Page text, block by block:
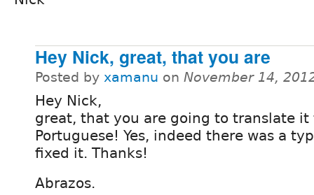
Hey Nick, great, that you are
Posted by xamanu on November 14,
Hey Nick,
great, that you are going to translate it
Portuguese! Yes, indeed there was a
fixed it. Thanks!
Abrazos.